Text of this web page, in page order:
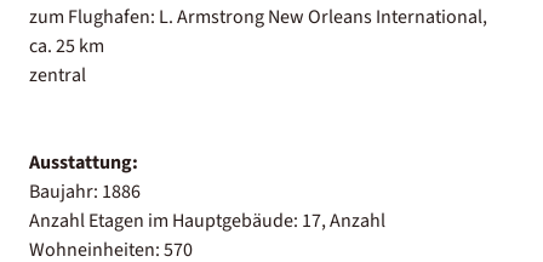
zum Flughafen: L. Armstrong New Orleans International,
ca. 25 km
zentral
Ausstattung:
Baujahr: 1886
Anzahl Etagen im Hauptgebäude: 17, Anzahl
Wohneinheiten: 570